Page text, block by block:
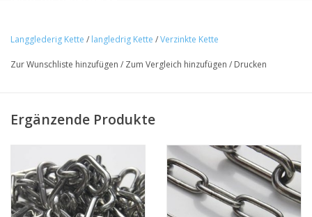
Durchmesser Innenbreite Innenlänge
Mindestbruchlast
3mm
6mm 26mm
355kg
5mm
10mm
14mm 49mm
1.935kg
8mm
16mm 52mm
2.550kg
10mm
20mm 66mm
4.080kg
Langglederig Kette / langledrig Kette /Verzinkte Kette
Zur Wunschliste hinzufügen / Zum Vergleich hinzufügen / Drucken
Ergänzende Produkte